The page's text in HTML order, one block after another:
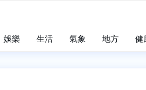
娛樂 生活 氣象 地方 健